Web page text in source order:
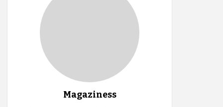
Magaziness